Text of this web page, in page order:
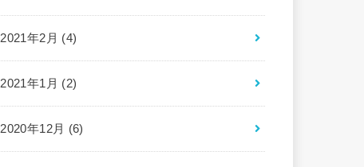
2021年2月 (4)
2021年1月 (2)
2020年12月 (6)